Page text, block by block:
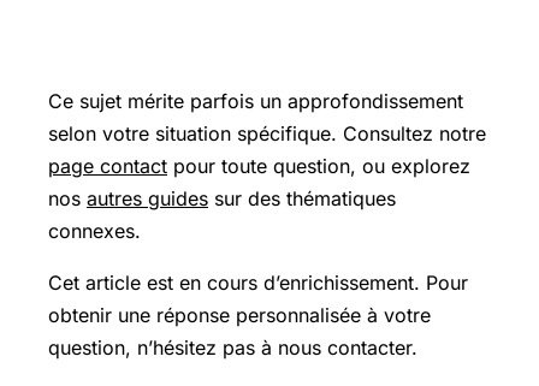
Ce sujet mérite parfois un approfondissement
selon votre situation spécifique. Consultez notre
page contact pour toute question, ou explorez
nos autres guides sur des thématiques
connexes.
Cet article est en cours d’enrichissement. Pour
obtenir une réponse personnalisée à votre
question, n’hésitez pas à nous contacter.